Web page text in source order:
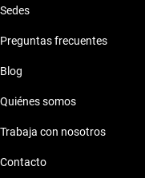
Sedes
Preguntas frecuentes
Blog
Quiénes somos
Trabaja con nosotros
Contacto